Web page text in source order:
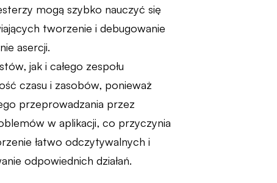
mogą szybko nauczyć się
tworzenie i debugowanie
asercji.
jak i całego zespołu
czasu i zasobów, ponieważ
przeprowadzania przez
w aplikacji, co przyczynia
łatwo odczytywalnych i
odpowiednich działań.